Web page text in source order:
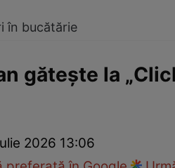
în bucătărie
găteşte la
2026 13:06